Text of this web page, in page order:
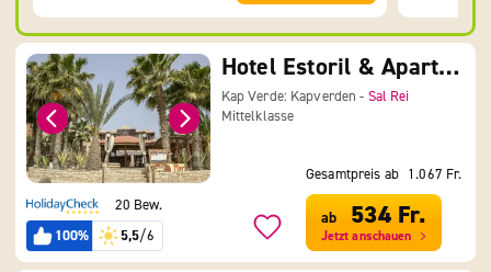
Hotel Estoril & Apartments
Kap Verde: Kapverden - Sal Rei
Mittelklasse
20 Bew.
100%
5,5/6
Gesamtpreis ab 1.067 Fr.
ab 534 Fr.
Jetzt anschauen